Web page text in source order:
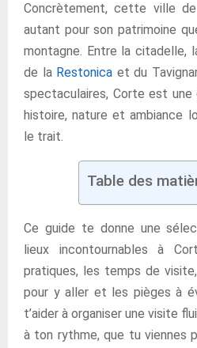
Concrètement, cette ville
autant pour son patrimoine
montagne. Entre la citadelle,
de la Restonica et du
spectaculaires, Corte est une
histoire, nature et ambiance
le trait.
Table des
Ce guide te donne une
lieux incontournables à
pratiques, les temps de
pour y aller et les pièges à
t’aider à organiser une visite
à ton rythme, que tu viennes